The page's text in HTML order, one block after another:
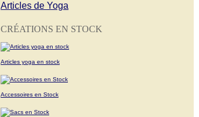
Articles de Yoga
CRÉATIONS EN STOCK
Articles yoga en stock
Accessoires en Stock